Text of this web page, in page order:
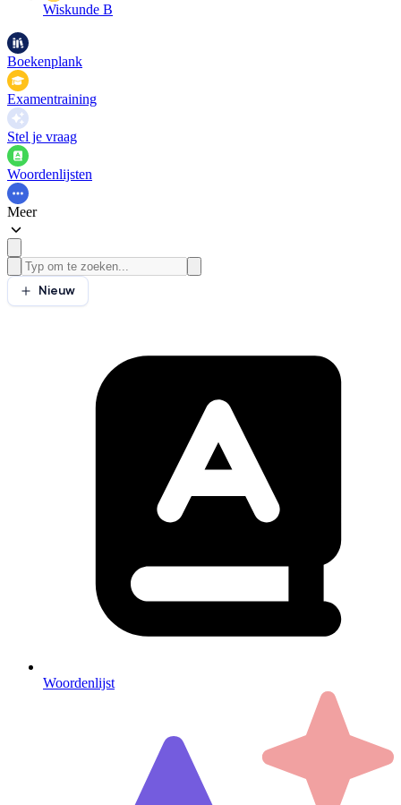
Wiskunde B
Boekenplank
Examentraining
Stel je vraag
Woordenlijsten
Meer
Nieuw
Woordenlijst